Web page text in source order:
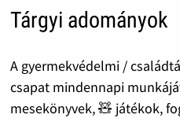
Tárgyi adományok
A gyermekvédelmi /
csapat mindennapi
mesekönyvek, 🧸 játékok,